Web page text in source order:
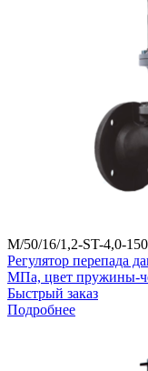
M/50/16/1,2-ST-4,0-150
Регулятор перепада
МПа, цвет пружины-
Быстрый заказ
Подробнее